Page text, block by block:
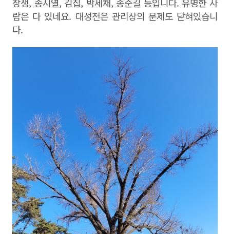
장생, 송시열, 김집, 박세채, 송준길 등입니다. 유명한 사
람은 다 있네요. 대성전은 관리상의 문제도 닫혀있습니
다.